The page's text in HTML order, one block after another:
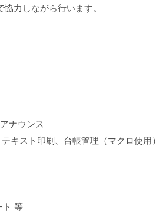
力しながら行います。
ナウンス
キスト印刷、台帳管理（マクロ使用）
ト 等